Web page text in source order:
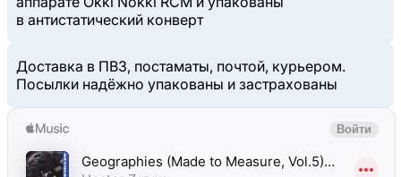
в антистатический конверт
Доставка в ПВЗ, постаматы, почтой, курьером.
Посылки надёжно упакованы и застрахованы